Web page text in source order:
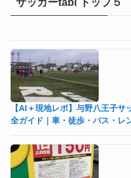
サッカーtabi トップ５
【AI＋現地レポ】与野八王子󠁣󠁴󠁿󠁣󠁴󠁿
全ガイド｜車・徒歩・バス・レ